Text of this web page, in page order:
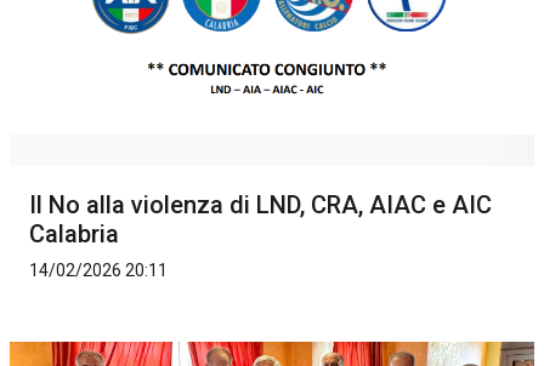
Il No alla violenza di LND, CRA, AIAC e AIC
Calabria
14/02/2026 20:11